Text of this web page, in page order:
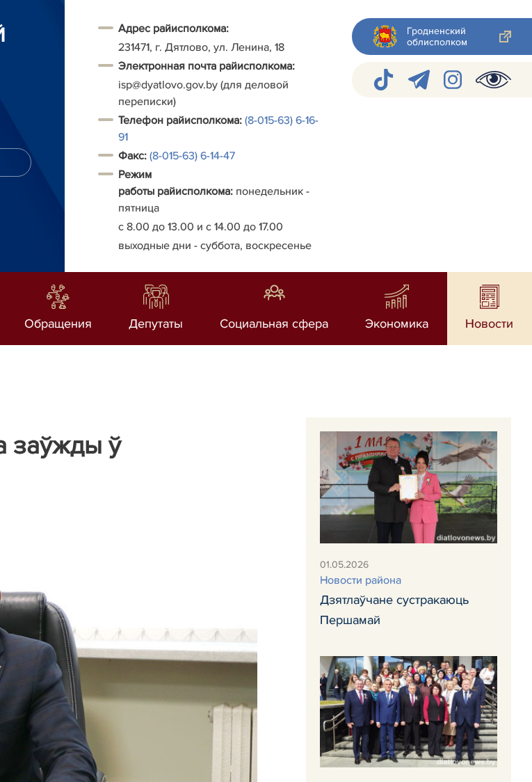
Адрес райисполкома:
231471, г. Дятлово, ул. Ленина, 18
Электронная почта райисполкома:
isp@dyatlovo.gov.by (для деловой
переписки)
Телефон райисполкома: (8-015-63) 6-16-
91
Факс: (8-015-63) 6-14-47
Режим
работы райисполкома: понедельник -
пятница
с 8.00 до 13.00 и с 14.00 до 17.00
выходные дни - суббота, воскресенье
Гродненский
облисполком
Обращения Депутаты Социальная сфера Экономика Новости
заўжды ў
01.05.2026
Новости района
Дзятлаўчане сустракаюць
Першамай